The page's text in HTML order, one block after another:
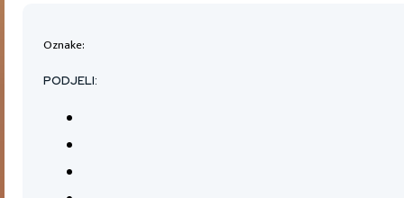
Oznake:
PODJELI: